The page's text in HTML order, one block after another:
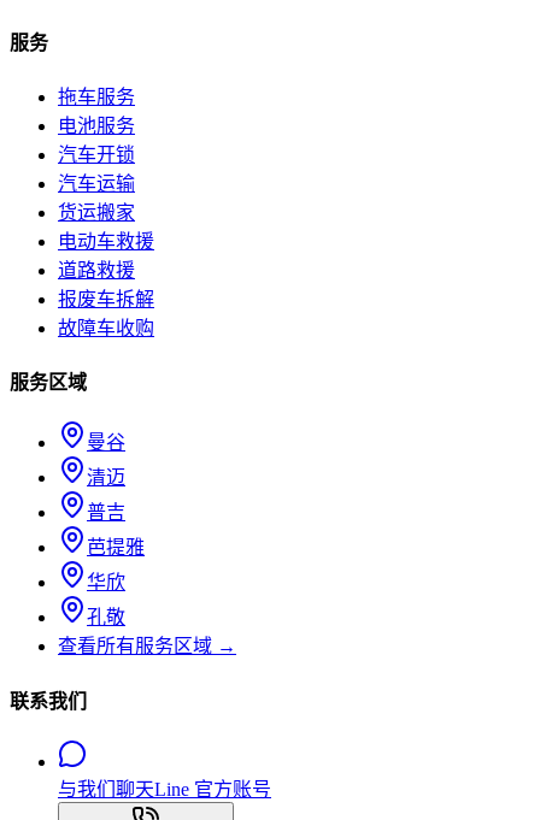
服务
拖车服务
电池服务
汽车开锁
汽车运输
货运搬家
电动车救援
道路救援
报废车拆解
故障车收购
服务区域
曼谷
清迈
普吉
芭提雅
华欣
孔敬
查看所有服务区域 →
联系我们
与我们聊天Line 官方账号